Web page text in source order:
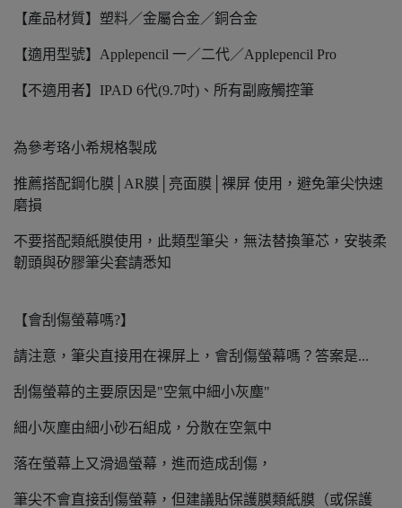
【產品材質】塑料／金屬合金／銅合金
【適用型號】Applepencil 一／二代／Applepencil Pro
【不適用者】IPAD 6代(9.7吋)、所有副廠觸控筆
為參考珞小希規格製成
推薦搭配鋼化膜│AR膜│亮面膜│裸屏 使用，避免筆尖快速
磨損
不要搭配類紙膜使用，此類型筆尖，無法替換筆芯，安裝柔
韌頭與矽膠筆尖套請悉知
【會刮傷螢幕嗎?】
請注意，筆尖直接用在裸屏上，會刮傷螢幕嗎？答案是...
刮傷螢幕的主要原因是"空氣中細小灰塵"
細小灰塵由細小砂石組成，分散在空氣中
落在螢幕上又滑過螢幕，進而造成刮傷，
筆尖不會直接刮傷螢幕，但建議貼保護膜類紙膜（或保護